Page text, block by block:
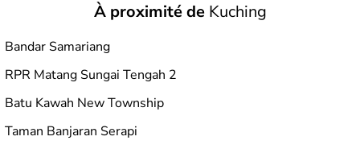
À proximité deKuching
Bandar Samariang
RPR Matang Sungai Tengah 2
Batu Kawah New Township
Taman Banjaran Serapi